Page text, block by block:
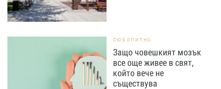
ЛЮБОПИТНО
Защо човешкият мозък
все още живее в свят,
който вече не
съществува